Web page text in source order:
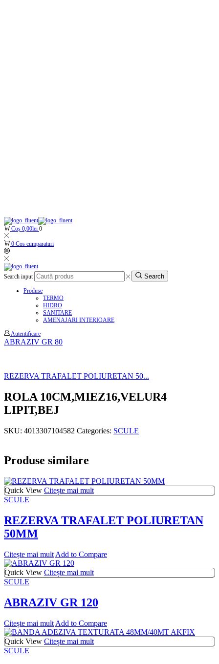
Coș 0,00lei 0
0 Cos cumparaturi
Search input Search
Produse
TERMO
HIDRO
SANITARE
AMENAJARI INTERIOARE
Autentificare
ABRAZIV GR 80
REZERVA TRAFALET POLIURETAN 50...
ROLA 10CM,MIEZ16,VELUR4
LIPIT,BEJ
SKU: 4013307104582 Categories: SCULE
Produse similare
Quick View Citește mai mult
SCULE
REZERVA TRAFALET POLIURETAN
50MM
Citește mai mult Add to Compare
Quick View Citește mai mult
SCULE
ABRAZIV GR 120
Citește mai mult Add to Compare
Quick View Citește mai mult
SCULE